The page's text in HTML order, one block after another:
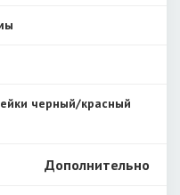
черный/красный
Дополнительно